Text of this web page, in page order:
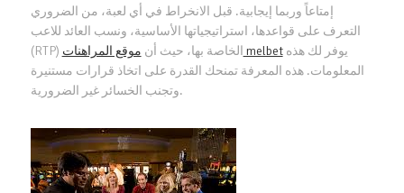
إمتاعاً وربما إيجابية. قبل الانخراط في أي لعبة، من الضروري
التعرف على قواعدها، استراتيجياتها الأساسية، ونسب العائد للاعب
(RTP) الخاصة بها، حيث أن موقع المراهنات melbetيوفر لك هذه
المعلومات. هذه المعرفة تمنحك القدرة على اتخاذ قرارات مستنيرة
وتجنب الخسائر غير الضرورية.